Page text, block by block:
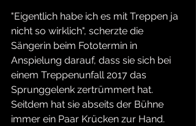
"Eigentlich habe ich es mit Treppen ja
nicht so wirklich", scherzte die
Sängerin beim Fototermin in
Anspielung darauf, dass sie sich bei
einem Treppenunfall 2017 das
Sprunggelenk zertrümmert hat.
Seitdem hat sie abseits der Bühne
immer ein Paar Krücken zur Hand.